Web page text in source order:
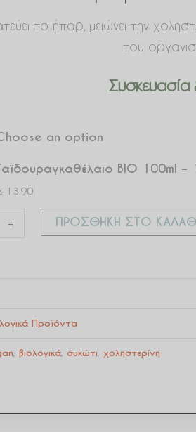
το ήπαρ, μειώνει την
του
Συσκευασία
an option
BIO 100ml –
13.90
+ ΠΡΟΣΘΉΚΗ ΣΤΟ
Προϊόντα
βιολογικά συκώτι χοληστερίνη